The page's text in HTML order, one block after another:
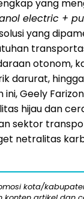
yang
electric +
yang
otonom,
darurat,
ini, Geely
hijau dan
sektor
netralitas
kota/